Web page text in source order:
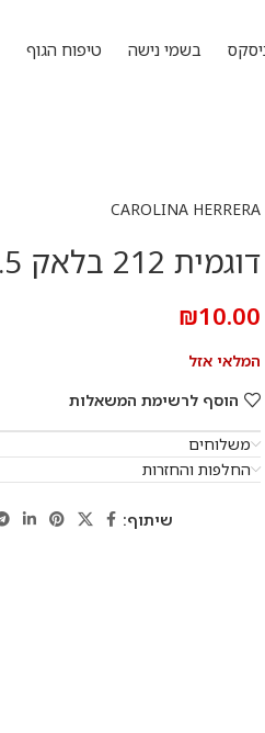
בשמי נישה טיפוח הגוף
CAROLINA HERRERA
דוגמית 212 בלאק 1.5 מ”ל אדפ
₪10.00
המלאי אזל
הוסף לרשימת המשאלות
משלוחים
החלפות והחזרות
שיתוף: